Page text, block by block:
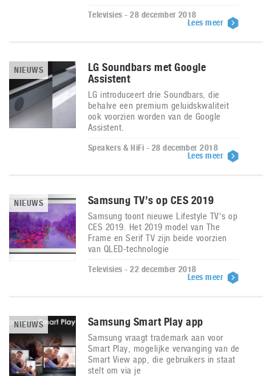
Televisies - 28 december 2018
Lees meer
NIEUWS
LG Soundbars met Google
Assistent
LG introduceert drie Soundbars, die
behalve een premium geluidskwaliteit
ook voorzien worden van de Google
Assistent.
Speakers & HiFi - 28 december 2018
Lees meer
NIEUWS Samsung TV’s op CES 2019
Samsung toont nieuwe Lifestyle TV's op
CES 2019. Het 2019 model van The
Frame en Serif TV zijn beide voorzien
van QLED-technologie
Televisies - 22 december 2018
Lees meer
NIEUWS Samsung Smart Play app
Samsung vraagt trademark aan voor
Smart Play, mogelijke vervanging van de
Smart View app, die gebruikers in staat
stelt om via je